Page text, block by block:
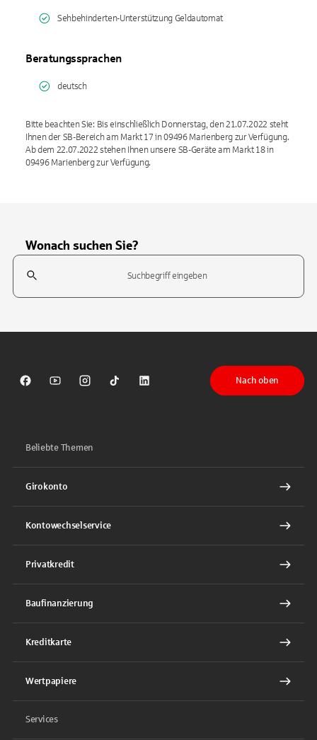
Sehbehinderten-Unterstützung Geldautomat
Beratungssprachen
deutsch
Bitte beachten Sie: Bis einschließlich Donnerstag, den 21.07.2022 steht
Ihnen der SB-Bereich am Markt 17 in 09496 Marienberg zur Verfügung.
Ab dem 22.07.2022 stehen Ihnen unsere SB-Geräte am Markt 18 in
09496 Marienberg zur Verfügung.
Wonach suchen Sie?
Suchfeld
Sparkasse auf Facebook
Sparkasse auf Youtube
Sparkasse auf Instagram
Sparkasse auf TikTok
Sparkasse auf LinkedIn
Nach oben
Beliebte Themen
Girokonto
Kontowechselservice
Privatkredit
Baufinanzierung
Kreditkarte
Wertpapiere
Services